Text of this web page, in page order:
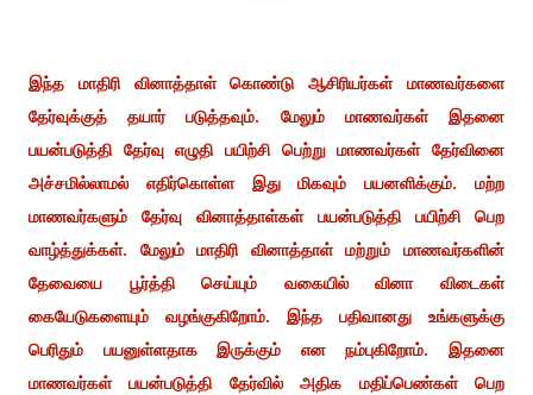
இந்த மாதிரி வினாத்தாள் கொண்டு ஆசிரியர்கள் மாணவர்களை
தேர்வுக்குத் தயார் படுத்தவும். மேலும் மாணவர்கள் இதனை
பயன்படுத்தி தேர்வு எழுதி பயிற்சி பெற்று மாணவர்கள் தேர்வினை
அச்சமில்லாமல் எதிர்கொள்ள இது மிகவும் பயனளிக்கும். மற்ற
மாணவர்களும் தேர்வு வினாத்தாள்கள் பயன்படுத்தி பயிற்சி பெற
வாழ்த்துக்கள். மேலும் மாதிரி வினாத்தாள் மற்றும் மாணவர்களின்
தேவையை பூர்த்தி செய்யும் வகையில் வினா விடைகள்
கையேடுகளையும் வழங்குகிறோம். இந்த பதிவானது உங்களுக்கு
பெரிதும் பயனுள்ளதாக இருக்கும் என நம்புகிறோம். இதனை
மாணவர்கள் பயன்படுத்தி தேர்வில் அதிக மதிப்பெண்கள் பெற